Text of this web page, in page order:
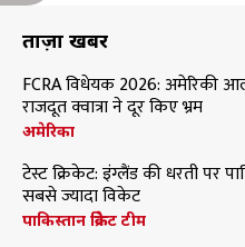
ताज़ा खबरें
FCRA विधेयक 2026: अमेरिकी
राजदूत क्वात्रा ने दूर किए भ्रम
अमेरिका
टेस्ट क्रिकेट: इंग्लैंड की धरती पर
सबसे ज्यादा विकेट
पाकिस्तान क्रिकेट टीम